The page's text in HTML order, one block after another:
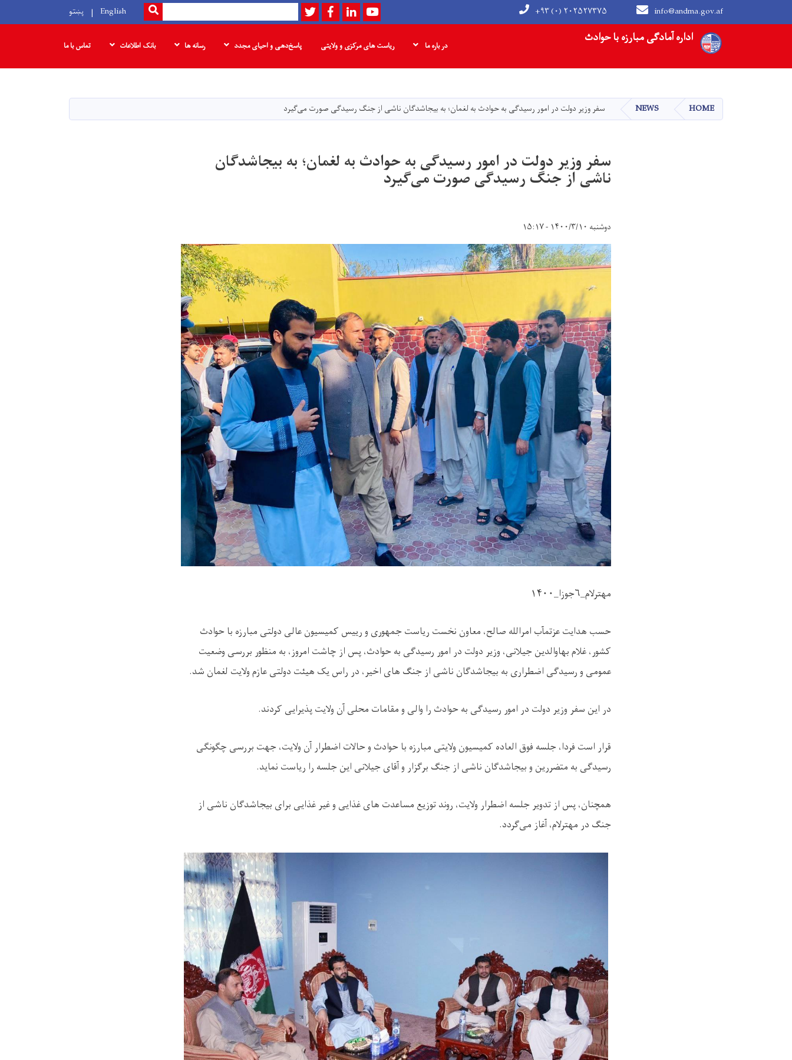
main
content
اداره آمادگی مبارزه با حوادث
info@andma.gov.af +۹۳ (۰) ۲۰۲۵۲۷۳۷۵ Youtube
LinkedIn
Facebook
Twitter
Search
SEARCH
English پښتو
Main navigation
در باره ما ریاست های مرکزی و ولایتی پاسخ‌دهی و احیای مجدد رسانه ها بانک‌ اطلاعات تماس با ما
HOME
NEWS سفر وزیر دولت در امور رسیدگی به حوادث به لغمان؛ به بیجاشدگان ناشی از جنگ رسیدگی صورت می‌گیرد
سفر وزیر دولت در امور رسیدگی به حوادث به لغمان؛ به بیجاشدگان
ناشی از جنگ رسیدگی صورت می‌گیرد
دوشنبه ۱۴۰۰/۳/۱۰ - ۱۵:۱۷
مهترلام_۶جوزا_۱۴۰۰
حسب هدایت عزتمآب امرالله صالح، معاون نخست ریاست جمهوری و رییس کمیسیون عالی دولتی مبارزه با حوادث
کشور، غلام بهاوالدین جیلانی، وزیر دولت در امور رسیدگی به حوادث، پس از چاشت امروز، به منظور بررسی وضعیت
عمومی و رسیدگی اضطراری به بیجاشدگان ناشی از جنگ های اخیر، در راس یک هیئت دولتی عازم ولایت لغمان شد.
در این سفر وزیر دولت در امور رسیدگی به حوادث را والی و مقامات محلی آن ولایت پذیرایی کردند.
قرار است فردا، جلسه فوق العاده کمیسیون ولایتی مبارزه با حوادث و حالات اضطرار آن ولایت، جهت بررسی چگونگی
رسیدگی به متضررین و بیجاشدگان ناشی از جنگ برگزار و آقای جیلانی این جلسه را ریاست نماید.
همچنان، پس از تدویر جلسه اضطرار ولایت، روند توزیع مساعدت های غذایی و غیر غذایی برای بیجاشدگان ناشی از
جنگ در مهترلام، آغاز می‌گردد.